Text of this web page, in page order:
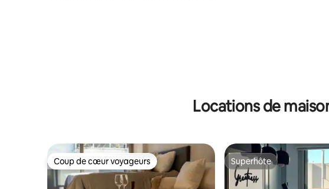
Locations de
Coup de cœur voyageurs
Coup de cœur voyageurs Superhôte
Superhôte